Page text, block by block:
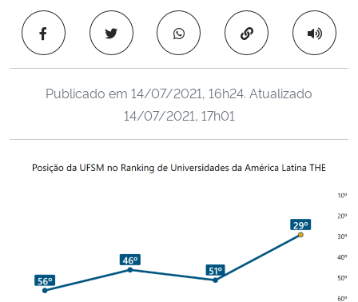
Ministério de Minas e Energia
Ministério da Ciência, Tecnologia, Inovações e Comunicações
Ministério do Meio Ambiente
Ministério do Turismo
Ministério da Mulher, da Família e dos Direitos Humanos
Copiar para área
Publicado em 14/07/2021, 16h24. Atualizado
14/07/2021, 17h01